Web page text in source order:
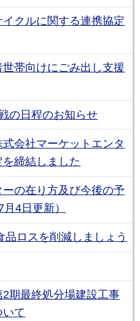
クルに関する連携協定
帯向けにごみ出し支援
の日程のお知らせ
会社マーケットエンタ
締結しました
の在り方及び今後の予
4日更新）
ロスを削減しましょう
期最終処分場建設工事
て